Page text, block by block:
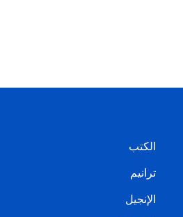
الكتب
ترانيم
الإنجيل